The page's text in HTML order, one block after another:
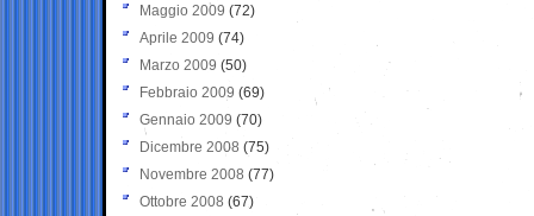
Maggio 2009 (72)
Aprile 2009 (74)
Marzo 2009 (50)
Febbraio 2009 (69)
Gennaio 2009 (70)
Dicembre 2008 (75)
Novembre 2008 (77)
Ottobre 2008 (67)